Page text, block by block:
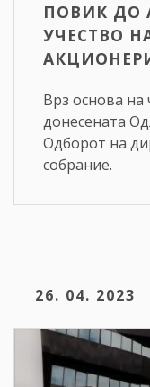
ПОВИК ДО
УЧЕСТВО
Врз основа на
донесената
Одборот на
собрание.
26. 04. 2023